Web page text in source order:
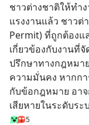
ชาวต่างชาติให้ทำ
แรงงานแล้ว ชาว
Permit) ที่ถูกต้องแ
เกี่ยวข้องกับงานที่
ปรึกษาทางกฎหมา
ความมั่นคง หากก
กับข้อกฎหมาย อา
เสียหายในระดับระ
5